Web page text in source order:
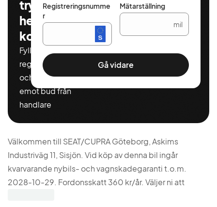
tryggt och
helt
kostnadsfritt
Fyll i ditt
registeringnummer
och miltal för att ta
emot bud från
handlare
Registreringsnumme
r
Mätarställning
mil
Gå vidare
Välkommen till SEAT/CUPRA Göteborg, Askims
Industriväg 11, Sisjön. Vid köp av denna bil ingår
kvarvarande nybils- och vagnskadegaranti t.o.m.
2028-10-29. Fordonsskatt 360 kr/år. Väljer ni att